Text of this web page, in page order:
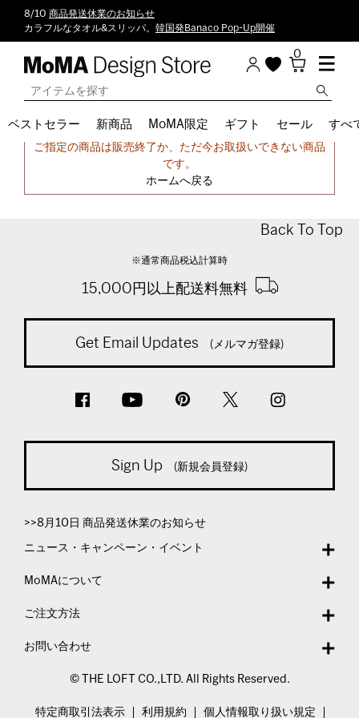
8/10 商品発送休業のお知らせ
カラフルなタオル&スリッパ。 韓国発Banaco Pop-Up開催
0
ベストセラー 新商品 MoMA限定 ギフト セール すべ
申し訳ございません。
ご指定の商品は販売終了か、ただ今お取扱いできない商品
です。
ホームへ戻る
Back To Top
※通常商品税込計算時
15,000円以上配送料無料
Get Email Updates (メルマガ登録)
Sign Up (新規会員登録)
>>8月10日 商品発送休業のお知らせ
ニュース・キャンペーン・イベント
MoMAについて
ご注文方法
お問い合わせ
© THE LOFT CO.,LTD. All Rights Reserved.
特定商取引法表示 利用規約 個人情報取り扱い規定